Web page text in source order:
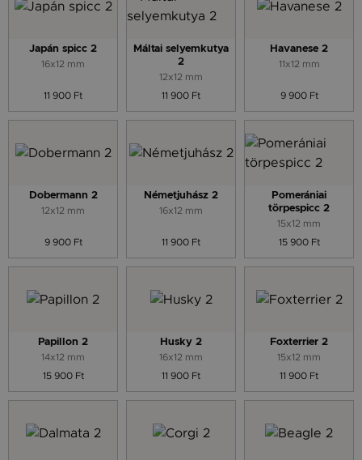
Japán spicc 2
16x12 mm
11 900 Ft
Máltai selyemkutya
2
12x12 mm
11 900 Ft
Havanese 2
11x12 mm
9 900 Ft
Dobermann 2
12x12 mm
9 900 Ft
Németjuhász 2
16x12 mm
11 900 Ft
Pomerániai
törpespicc 2
15x12 mm
15 900 Ft
Papillon 2
14x12 mm
15 900 Ft
Husky 2
16x12 mm
11 900 Ft
Foxterrier 2
15x12 mm
11 900 Ft